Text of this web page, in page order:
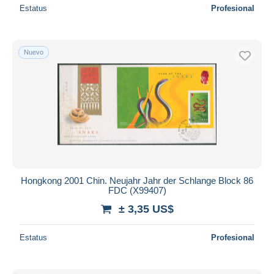
Estatus Profesional
Nuevo
Hongkong 2001 Chin. Neujahr Jahr der Schlange Block 86
FDC (X99407)
± 3,35 US$
Estatus Profesional